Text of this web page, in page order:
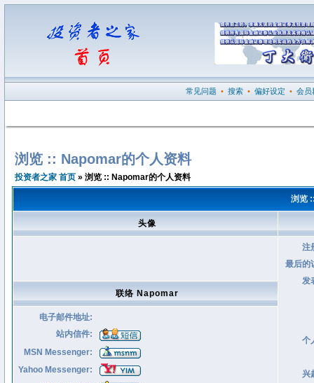
常见问题 • 搜索 • 偏好设定 • 会员
浏览 :: Napomar的个人资料
投资者之家 首页 » 浏览 :: Napomar的个人资料
浏览
头像
注
最后的
发
个
兴
联络 Napomar
电子邮件地址:
站内信件:
MSN Messenger:
Yahoo Messenger: